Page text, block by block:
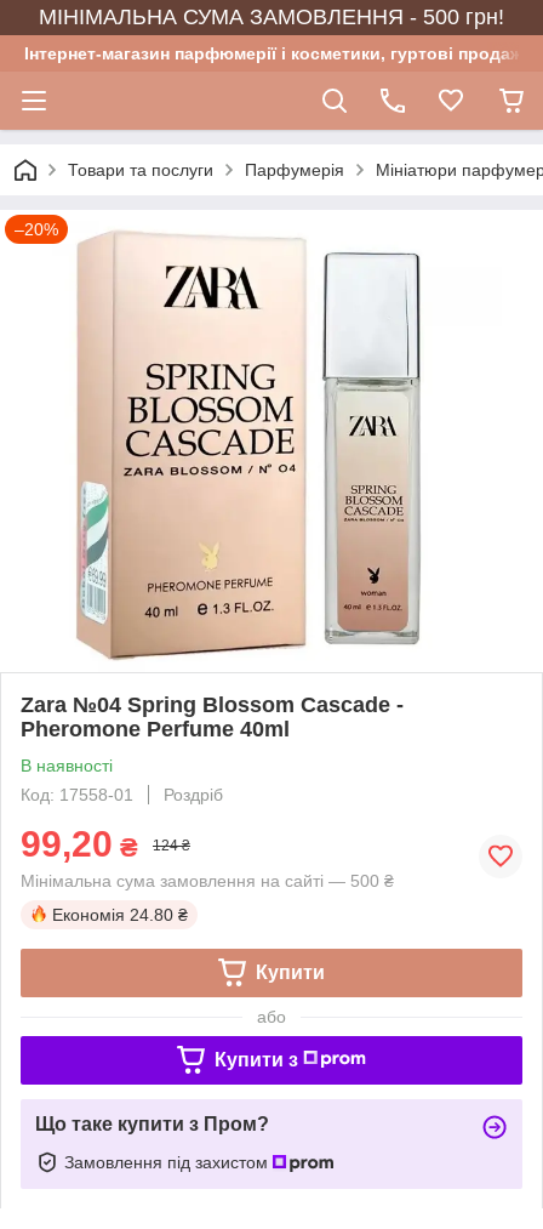
МІНІМАЛЬНА СУМА ЗАМОВЛЕННЯ - 500 грн!
Інтернет-магазин парфюмерії і косметики, гуртові продажі
Товари та послуги Парфумерія Мініатюри
–20%
Zara №04 Spring Blossom Cascade -
Pheromone Perfume 40ml
В наявності
Код: 17558-01
Роздріб
99,20 ₴ 124 ₴
Мінімальна сума замовлення на сайті — 500 ₴
Економія 24.80 ₴
Купити
або
Купити з
Що таке купити з Пром?
Замовлення під захистом